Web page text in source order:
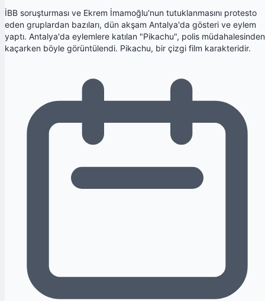
İBB soruşturması ve Ekrem İmamoğlu'nun tutuklanmasını protesto
eden gruplardan bazıları, dün akşam Antalya'da gösteri ve eylem
yaptı. Antalya'da eylemlere katılan "Pikachu", polis müdahalesinden
kaçarken böyle görüntülendi. Pikachu, bir çizgi film karakteridir.